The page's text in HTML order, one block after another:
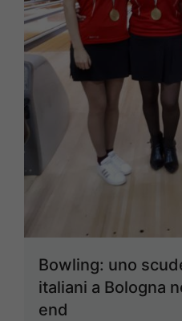
Bowling: uno
italiani a Bologna
end